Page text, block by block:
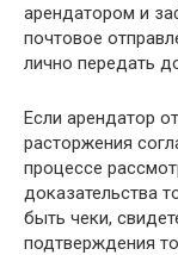
арендатором и
почтовое
лично передать
Если арендатор
расторжения
процессе
доказательства
быть чеки,
подтверждения